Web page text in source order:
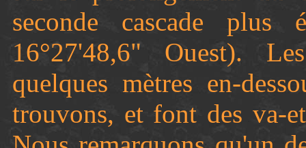
seconde cascade plus
16°27'48,6" Ouest).
quelques mètres en-
trouvons, et font des va-